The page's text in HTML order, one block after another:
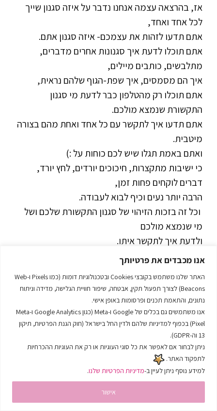
אנו מכבדים את פרטיותך
האתר שלנו משתמש בקובצי Cookies ובטכנולוגיות דומות (כמו Pixels ו-Web
Beacons) לצורך תפעול תקין, אבטחה, שיפור חוויית הגלישה, מדידה וניתוח
נתונים, והתאמת תכנים ופרסומות באופן אישי.
אנו משתמשים גם בכלים של Google ו-Meta (כגון Google Analytics ו-Meta
Pixel) בכפוף למדיניות שלהם ולדין החל בישראל (חוק הגנת הפרטיות, תיקון
13 וה-GDPR).
ניתן לבחור אם לאפשר את כל סוגי העוגיות או רק את העוגיות ההכרחיות
לתפקוד האתר.
למידע נוסף ניתן לעיין ב-מדיניות הפרטיות שלנו.
אישור
אז, בהרצאה עצמה אנחנו נדבר על איזה סגנון שייך
לכל אחד ואחד,
אתם תדעו לזהות את עצמכם- איזה סגנון אתם.
אתם תוכלו לדעת איך סגנונות אחרים מדברים,
מתלבשים, כותבים מיילים,
איך הם מסמסים, איך שפת-הגוף שלהם נראית,
אתם תוכלו רק מהטלפון כבר לדעת מי סגנון
התקשורת שנמצא מולכם.
אתם תדעו איך לתקשר עם כל אחד ואחת מהם בצורה
מיטבית.
ואתם באמת תגלו שיש לכם כוחות על :)
כי ישיבות מתקצרות, חיכוכים יורדים, לחץ יורד,
דברים לוקחים פחות זמן,
הרבה יותר נעים וכיף לבוא לעבודה.
וכל זה בזכות הזיהוי של סגנון התקשורת שלכם ושל
מי שנמצא מולכם
ולדעת איך לתקשר איתו.
טיפ לתקשורת בינאישית בעבודה
זה בהרצאה, ויש עוד המון טיפים שהם פרקטיים.
אבל, אם אני יכולה ככה לחשוב על טיפ אחד הכי
תכל'ס שיש,
וכמה שהוא כאילו קל ופשוט, הוא לא תמיד קל לנו
לעשות אותו…
זה משהו שאתם יכולים לנסות כבר עכשיו. מנחשים?
זה להקשיב!
זה קודם כל להקשיב, כי אם אנחנו רוצים לעשות שינוי